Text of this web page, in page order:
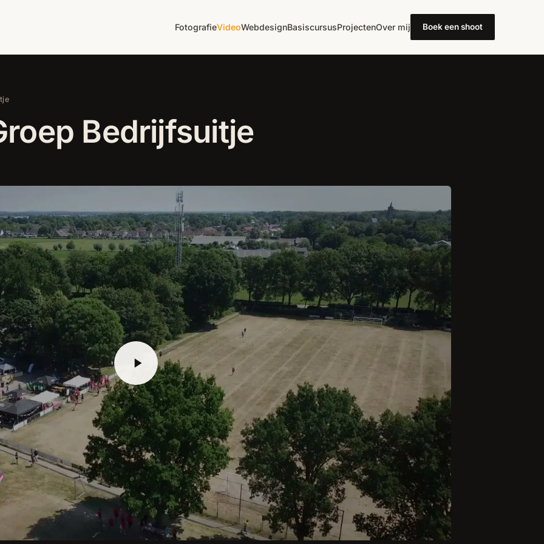
FotografieVideoWebdesignBasiscursusProjectenOver mij Boek een shoot
Bedrijfsuitje